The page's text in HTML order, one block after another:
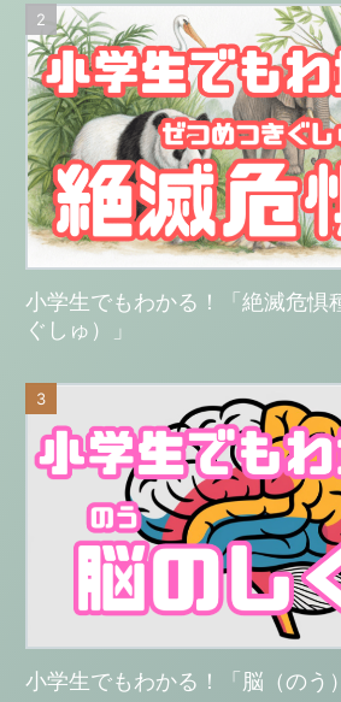
小学生でもわかる！「絶滅危惧
ぐしゅ）」
小学生でもわかる！「脳（のう